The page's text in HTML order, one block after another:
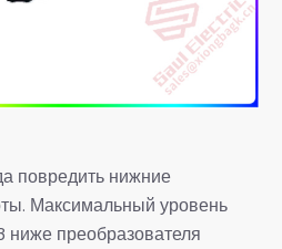
повредить нижние
Максимальный уровень
преобразователя